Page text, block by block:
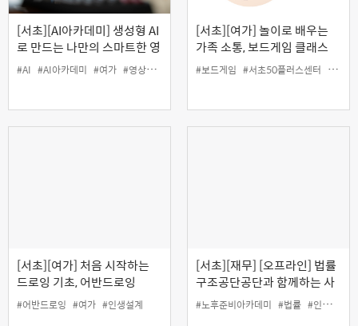
[서초][AI아카데미] 생성형 AI
로 만드는 나만의 스마트한 영
상편집
#AI #AI아카데미 #여가 #영상 #인생설계
[서초][여가] 놀이로 배우는
가족 소통, 보드게임 클래스
#보드게임 #서초50플러스센터 #소통
[서초][여가] 처음 시작하는
드로잉 기초, 어반드로잉
#어반드로잉 #여가 #인생설계
[서초][재무] [오프라인] 법률
구조공단공단과 함께하는 사
례로 배우는 생활법률
#노후준비아카데미 #법률 #인생설계